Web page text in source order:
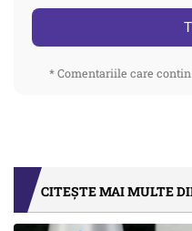
* Comentariile care
CITEȘTE MAI MULTE